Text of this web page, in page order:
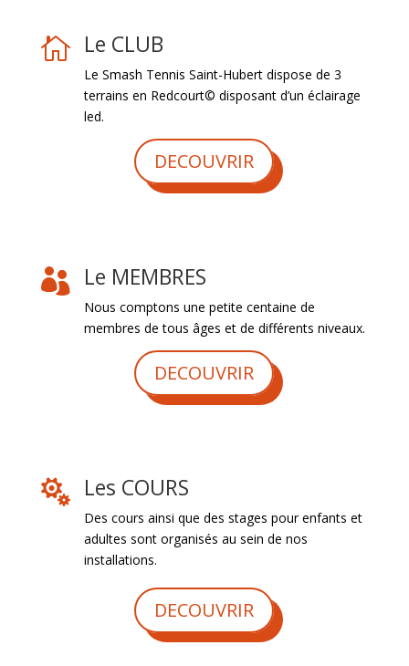
 Le CLUB
Le Smash Tennis Saint-Hubert dispose de 3
terrains en Redcourt© disposant d’un éclairage
led.
DECOUVRIR
 Le MEMBRES
Nous comptons une petite centaine de
membres de tous âges et de différents niveaux.
DECOUVRIR
 Les COURS
Des cours ainsi que des stages pour enfants et
adultes sont organisés au sein de nos
installations.
DECOUVRIR